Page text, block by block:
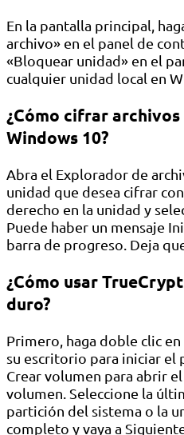
En la pantalla principal,
archivo» en el panel de
«Bloquear unidad» en el
cualquier unidad local en
¿Cómo cifrar
Windows 10?
Abra el Explorador de
unidad que desea cifrar
derecho en la unidad y
Puede haber un mensaje
barra de progreso. Deja
¿Cómo usar
duro?
Primero, haga doble clic
su escritorio para iniciar el
Crear volumen para abrir
volumen. Seleccione la
partición del sistema o la
completo y vaya a